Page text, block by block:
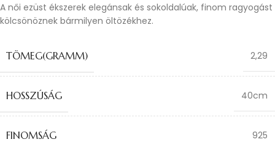
A női ezüst ékszerek elegánsak és sokoldalúak, finom ragyogást
kölcsönöznek bármilyen öltözékhez.
TÖMEG(GRAMM) 2,29
HOSSZÚSÁG 40cm
FINOMSÁG 925